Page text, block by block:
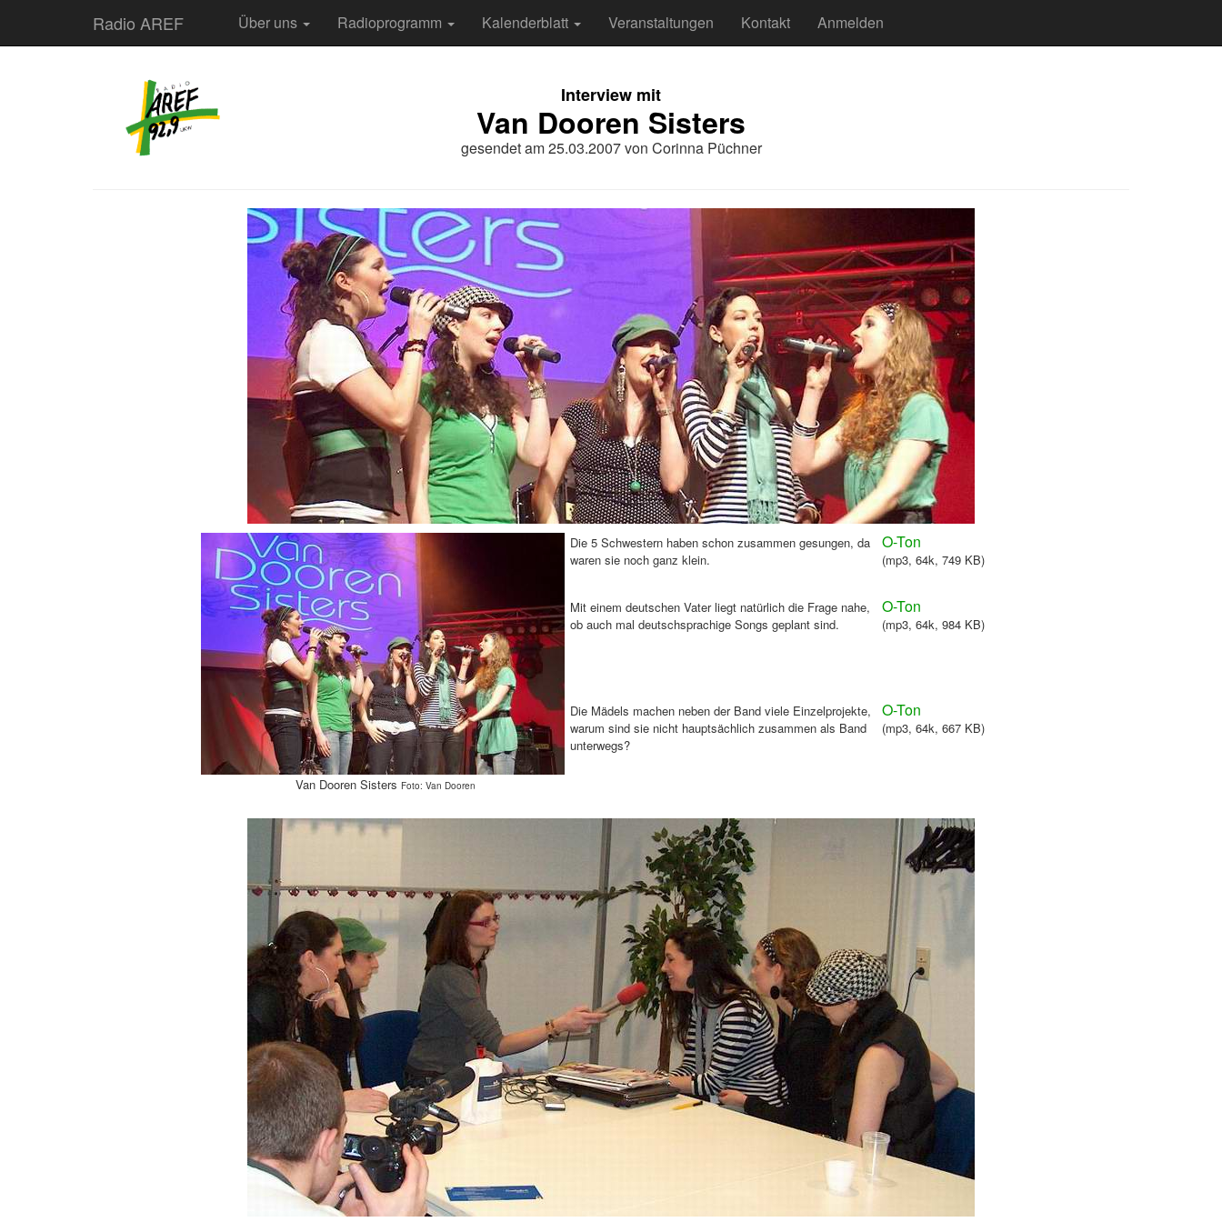
Radio AREF Über uns Radioprogramm Kalenderblatt Veranstaltungen Kontakt Anmelden
Interview mit
Van Dooren Sisters
gesendet am25.03.2007von Corinna Püchner
Van Dooren Sisters Foto: Van Dooren
Die 5 Schwestern haben schon zusammen gesungen, da
waren sie noch ganz klein.
O-Ton
(mp3, 64k, 749 KB)
Mit einem deutschen Vater liegt natürlich die Frage nahe,
ob auch mal deutschsprachige Songs geplant sind.
O-Ton
(mp3, 64k, 984 KB)
Die Mädels machen neben der Band viele Einzelprojekte,
warum sind sie nicht hauptsächlich zusammen als Band
unterwegs?
O-Ton
(mp3, 64k, 667 KB)